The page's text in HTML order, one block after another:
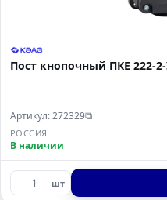
Пост кнопочный ПКЕ 222-
Артикул: 272329⧉
РОССИЯ
В наличии
шт